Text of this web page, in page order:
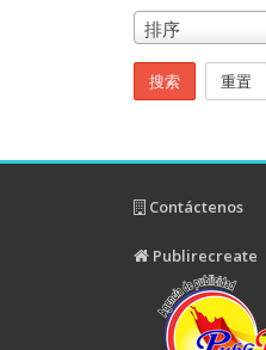
排序
搜索 重置
Contáctenos
Publirecreate